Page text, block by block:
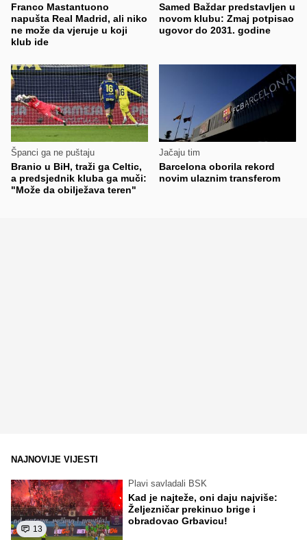
Franco Mastantuono
napušta Real Madrid, ali niko
ne može da vjeruje u koji
klub ide
Samed Baždar predstavljen u
novom klubu: Zmaj potpisao
ugovor do 2031. godine
Španci ga ne puštaju
Branio u BiH, traži ga Celtic,
a predsjednik kluba ga muči:
"Može da obilježava teren"
Jačaju tim
Barcelona oborila rekord
novim ulaznim transferom
NAJNOVIJE VIJESTI
13
Plavi savladali BSK
Kad je najteže, oni daju najviše:
Željezničar prekinuo brige i
obradovao Grbavicu!